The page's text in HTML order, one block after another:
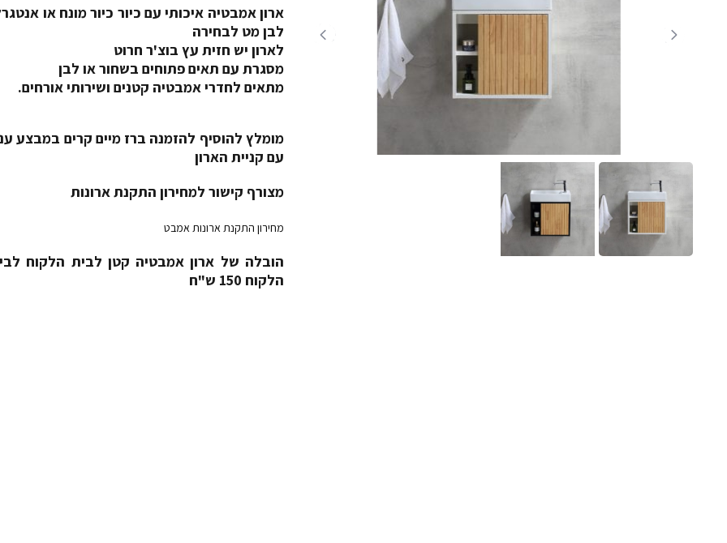
ארון אמבטיה איכותי עם כיור כיור מונח או
לבן מט לבחירה
לארון יש חזית עץ בוצ'ר חרוט
מסגרת עם תאים פתוחים בשחור או לבן
מתאים לחדרי אמבטיה קטנים ושירותי אורחים.
מומלץ להוסיף להזמנה ברז מיים קרים במבצע
עם קניית הארון
מצורף קישור למחירון התקנת ארונות
מחירון התקנת ארונות אמבט
הובלה של ארון אמבטיה קטן לבית הלקוח
הלקוח 150 ש"ח